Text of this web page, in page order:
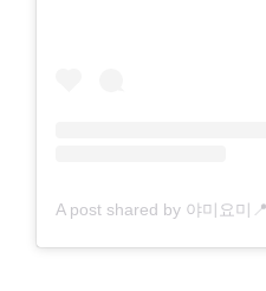
A post shared by 야미요미